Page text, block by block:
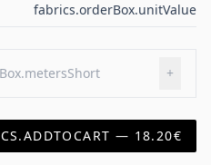
fabrics.orderBox.unitValue
+
— 18.20€